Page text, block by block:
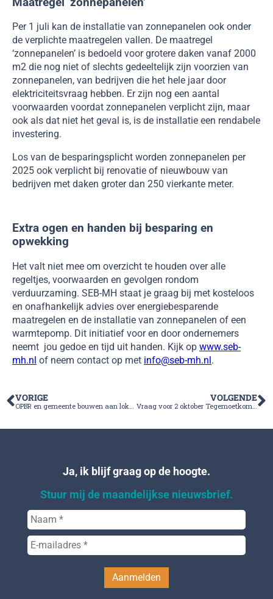
Per 1 juli kan de installatie van zonnepanelen ook onder
de verplichte maatregelen vallen. De maatregel
‘zonnepanelen’ is bedoeld voor grotere daken vanaf 2000
m2 die nog niet of slechts gedeeltelijk zijn voorzien van
zonnepanelen, van bedrijven die het hele jaar door
elektriciteitsvraag hebben. Er zijn nog een aantal
voorwaarden voordat zonnepanelen verplicht zijn, maar
ook als dat niet het geval is, is de installatie een rendabele
investering.
Los van de besparingsplicht worden zonnepanelen per
2025 ook verplicht bij renovatie of nieuwbouw van
bedrijven met daken groter dan 250 vierkante meter.
Extra ogen en handen bij besparing en
opwekking
Het valt niet mee om overzicht te houden over alle
regeltjes, voorwaarden en gevolgen rondom
verduurzaming. SEB-MH staat je graag bij met kosteloos
en onafhankelijk advies over energiebesparende
maatregelen en de installatie van zonnepanelen of een
warmtepomp. Dit initiatief voor en door ondernemers
neemt jou gedoe en tijd uit handen. Kijk op www.seb-
mh.nl of neem contact op met info@seb-mh.nl.
VORIGE VOLGENDE
Ja, ik blijf graag op de hoogte.
Stuur mij de maandelijkse nieuwsbrief.